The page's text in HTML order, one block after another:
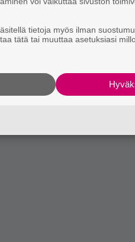
puolesta muistikirjat
artistin äitiAfeni Shakur
eteenpäin.
puhutaan! Nappaa
sähköpostiin tästä.
tietoja myös ilman
tätä tai muuttaa asetuksiasi